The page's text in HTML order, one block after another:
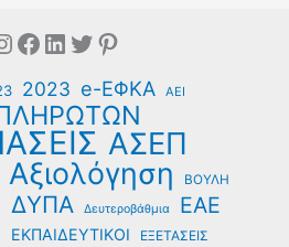
Facebook
Linkedin
Twitter
Pinterest
2023 e-ΕΦΚΑ ΑΕΙ
ΑΣΕΠ
Αξιολόγηση ΒΟΥΛΗ
ΔΥΠΑ Δευτεροβάθμια ΕΑΕ
ΕΚΠΑΙΔΕΥΤΙΚΟΙ ΕΞΕΤΑΣΕΙΣ